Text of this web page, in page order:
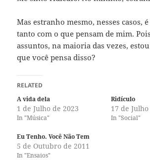
Mas estranho mesmo, nesses casos,
tanto com o que pensam de mim.
assuntos, na maioria das vezes,
que você pensa disso?
RELATED
A vida dela
1 de Julho de 2023
In "Música"
Ridículo
17 de
In "Social"
Eu Tenho. Você Não Tem
5 de Outubro de 2011
In "Ensaios"